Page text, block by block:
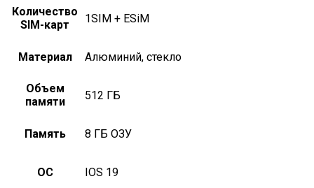
Количество
SIM-карт
1SIM + ESiM
Материал алюминий, стекло
Объем
памяти
512 ГБ
Память 8 ГБ ОЗУ
ОС iOS 19